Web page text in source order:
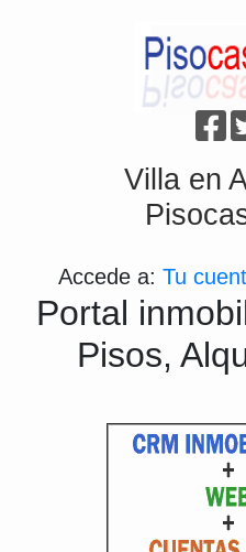
Villa en
Accede a: Tu
Portal
Pisos,